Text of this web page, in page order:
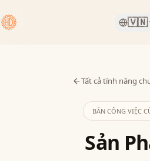
🇻🇳
Tất cả tính năng
BÁN CÔNG VIỆC
Sản